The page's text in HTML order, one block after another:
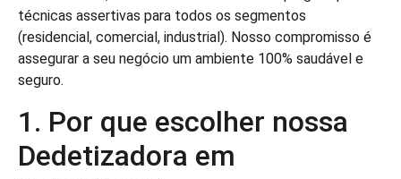
técnicas assertivas para todos os segmentos
(residencial, comercial, industrial). Nosso compromisso é
assegurar a seu negócio um ambiente 100% saudável e
seguro.
1. Por que escolher nossa
Dedetizadora em